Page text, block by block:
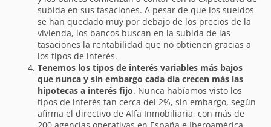
subida en sus tasaciones. A pesar de que los sueldos
se han quedado muy por debajo de los precios de la
vivienda, los bancos buscan en la subida de las
tasaciones la rentabilidad que no obtienen gracias a
los tipos de interés.
Tenemos los tipos de interés variables más bajos
que nunca y sin embargo cada día crecen más las
hipotecas a interés fijo. Nunca habíamos visto los
tipos de interés tan cerca del 2%, sin embargo, según
afirma el directivo de Alfa Inmobiliaria, con más de